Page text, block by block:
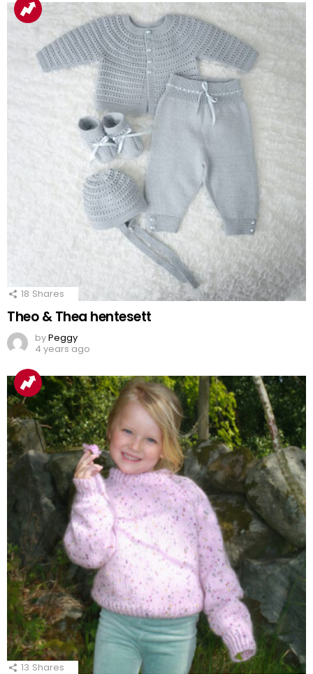
18 Shares
Theo & Thea hentesett
byPeggy
4 years ago
13 Shares